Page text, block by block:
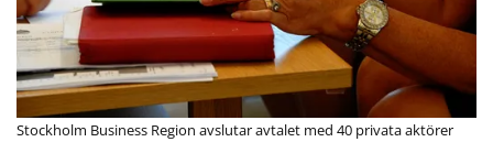
Stockholm Business Region avslutar avtalet med 40 privata aktörer